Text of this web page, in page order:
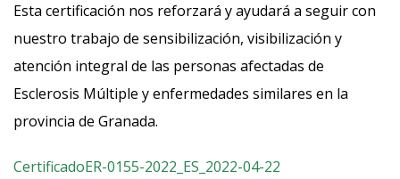
Esta certificación nos reforzará y ayudará a seguir con
nuestro trabajo de sensibilización, visibilización y
atención integral de las personas afectadas de
Esclerosis Múltiple y enfermedades similares en la
provincia de Granada.
CertificadoER-0155-2022_ES_2022-04-22